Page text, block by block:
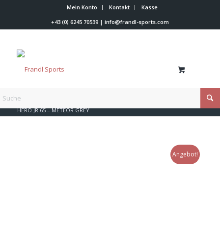
Mein Konto Kontakt
Kasse
+43 (0) 6245 70539| info@frandl-sports.com
Du bist hier:
HERO JR 65 – METEOR GREY
Angebot!